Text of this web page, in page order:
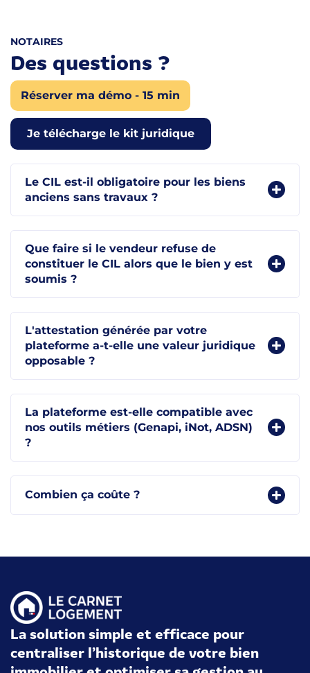
NOTAIRES
Des questions ?
Réserver ma démo - 15 min
Je télécharge le kit juridique
Le CIL est-il obligatoire pour les biens
anciens sans travaux ?
Que faire si le vendeur refuse de
constituer le CIL alors que le bien y est
soumis ?
L'attestation générée par votre
plateforme a-t-elle une valeur juridique
opposable ?
La plateforme est-elle compatible avec
nos outils métiers (Genapi, iNot, ADSN)
?
Combien ça coûte ?
La solution simple et efficace pour
centraliser l’historique de votre bien